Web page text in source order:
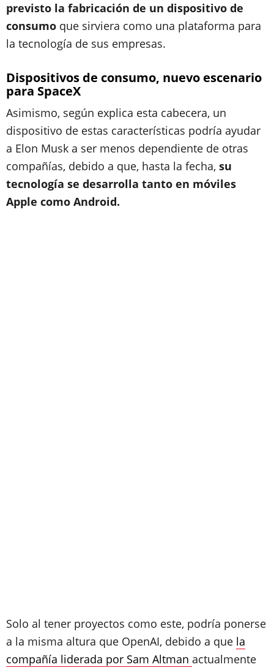
previsto la fabricación de un dispositivo de
consumo que sirviera como una plataforma para
la tecnología de sus empresas.
Dispositivos de consumo, nuevo escenario
para SpaceX
Asimismo, según explica esta cabecera, un
dispositivo de estas características podría ayudar
a Elon Musk a ser menos dependiente de otras
compañías, debido a que, hasta la fecha, su
tecnología se desarrolla tanto en móviles
Apple como Android.
Solo al tener proyectos como este, podría ponerse
a la misma altura que OpenAI, debido a que la
compañía liderada por Sam Altman actualmente